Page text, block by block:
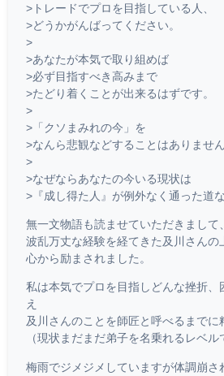
>トレードでプロを目指している人、
>どうかがんばってください。
>
>あなたが本気で取り組めば
>必ず目指すべき高みまで
>たどり着くことが出来るはずです。
>
>「クソまみれの今」を
>なんら悲観などすることはありません
>
>なぜならあなたの今いる現状は
>『成し得た人』が例外なく通った道な
無一文物語も読ませていただきまして、
波乱万丈な経験を経てきた及川さんの
心から励まされました。
私は本気でプロを目指しどんな挫折、
え
及川さんのことを師匠と呼べるまでに
（現状まだまだ弟子を名乗れるレベル
梅雨でジメジメしていますが体調崩さ